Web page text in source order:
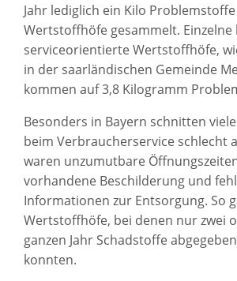
Jahr lediglich ein Kilo
Wertstoffhöfe gesammelt. Einzelne
serviceorientierte Wertstoffhöfe,
in der saarländischen Gemeinde
kommen auf 3,8 Kilogramm
Besonders in Bayern schnitten
beim Verbraucherservice schlecht
waren unzumutbare
vorhandene Beschilderung und
Informationen zur Entsorgung. So
Wertstoffhöfe, bei denen nur zwei
ganzen Jahr Schadstoffe
konnten.